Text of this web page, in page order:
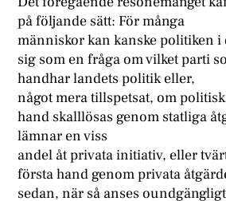
på följande sätt: För många
människor kan kanske politiken i
sig som en fråga om vilket parti
handhar landets politik eller,
något mera tillspetsat, om
hand skalllösas genom statliga
lämnar en viss
andel åt privata initiativ, eller
första hand genom privata
sedan, när så anses